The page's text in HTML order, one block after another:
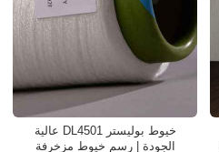
خيوط بوليستر DL4501 عالية
الجودة | رسم خيوط مزخرفة